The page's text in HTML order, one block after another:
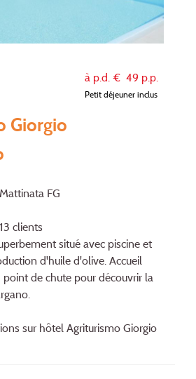
à p.d. € 49 p.p.
Petit déjeuner inclus
Giorgio
FG
clients
situé avec piscine et
d'huile d'olive. Accueil
de chute pour découvrir la
sur hôtel Agriturismo Giorgio